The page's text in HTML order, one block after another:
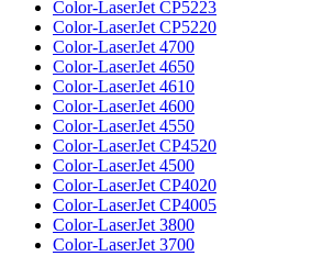
Color-LaserJet CP5223
Color-LaserJet CP5220
Color-LaserJet 4700
Color-LaserJet 4650
Color-LaserJet 4610
Color-LaserJet 4600
Color-LaserJet 4550
Color-LaserJet CP4520
Color-LaserJet 4500
Color-LaserJet CP4020
Color-LaserJet CP4005
Color-LaserJet 3800
Color-LaserJet 3700